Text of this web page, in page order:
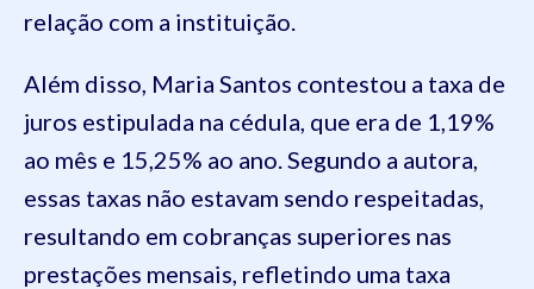
relação com a instituição.
Além disso, Maria Santos contestou a taxa de
juros estipulada na cédula, que era de 1,19%
ao mês e 15,25% ao ano. Segundo a autora,
essas taxas não estavam sendo respeitadas,
resultando em cobranças superiores nas
prestações mensais, refletindo uma taxa